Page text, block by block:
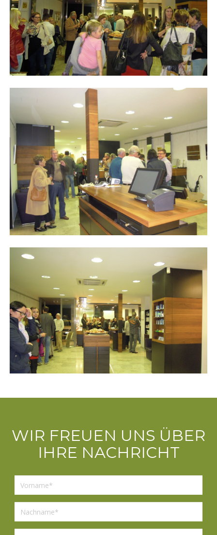
WIR FREUEN UNS ÜBER
IHRE NACHRICHT